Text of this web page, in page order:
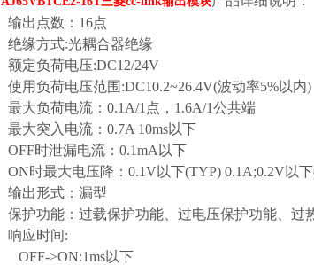
输出点数：16点
绝缘方式:光耦合器绝缘
额定负荷电压:DC12/24V
使用负荷电压范围:DC10.2~26.4V(波动率5%以内)
最大负荷电流：0.1A/1点，1.6A/1公共端
最大突入电流：0.7A 10ms以下
OFF时泄漏电流：0.1mA以下
ON时最大电压降：0.1V以下(TYP) 0.1A;0.2V以
输出形式：漏型
保护功能：过载保护功能、过电压保护功能、过
响应时间:
OFF->ON:1ms以下